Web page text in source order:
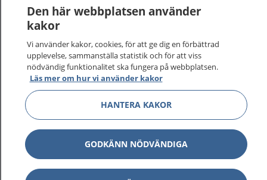
sjukvårdsrådgivning dygnet runt.
1177 ger dig råd när du vill må bättre.
1177 på flera språk Visa
Om 1177 Visa
Kontakt Visa
Den här webbplatsen använder
kakor
Vi använder kakor, cookies, för att ge dig en förbättrad
upplevelse, sammanställa statistik och för att viss
nödvändig funktionalitet ska fungera på webbplatsen.
Läs mer om hur vi använder kakor
HANTERA KAKOR
GODKÄNN NÖDVÄNDIGA